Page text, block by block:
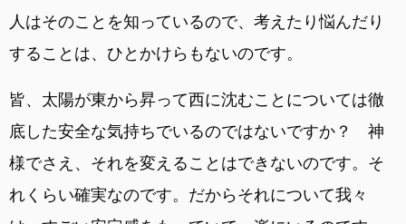
人はそのことを知っているので、考えたり悩んだり
することは、ひとかけらもないのです。
皆、太陽が東から昇って西に沈むことについては徹
底した安全な気持ちでいるのではないですか？ 神
様でさえ、それを変えることはできないのです。そ
れくらい確実なのです。だからそれについて我々